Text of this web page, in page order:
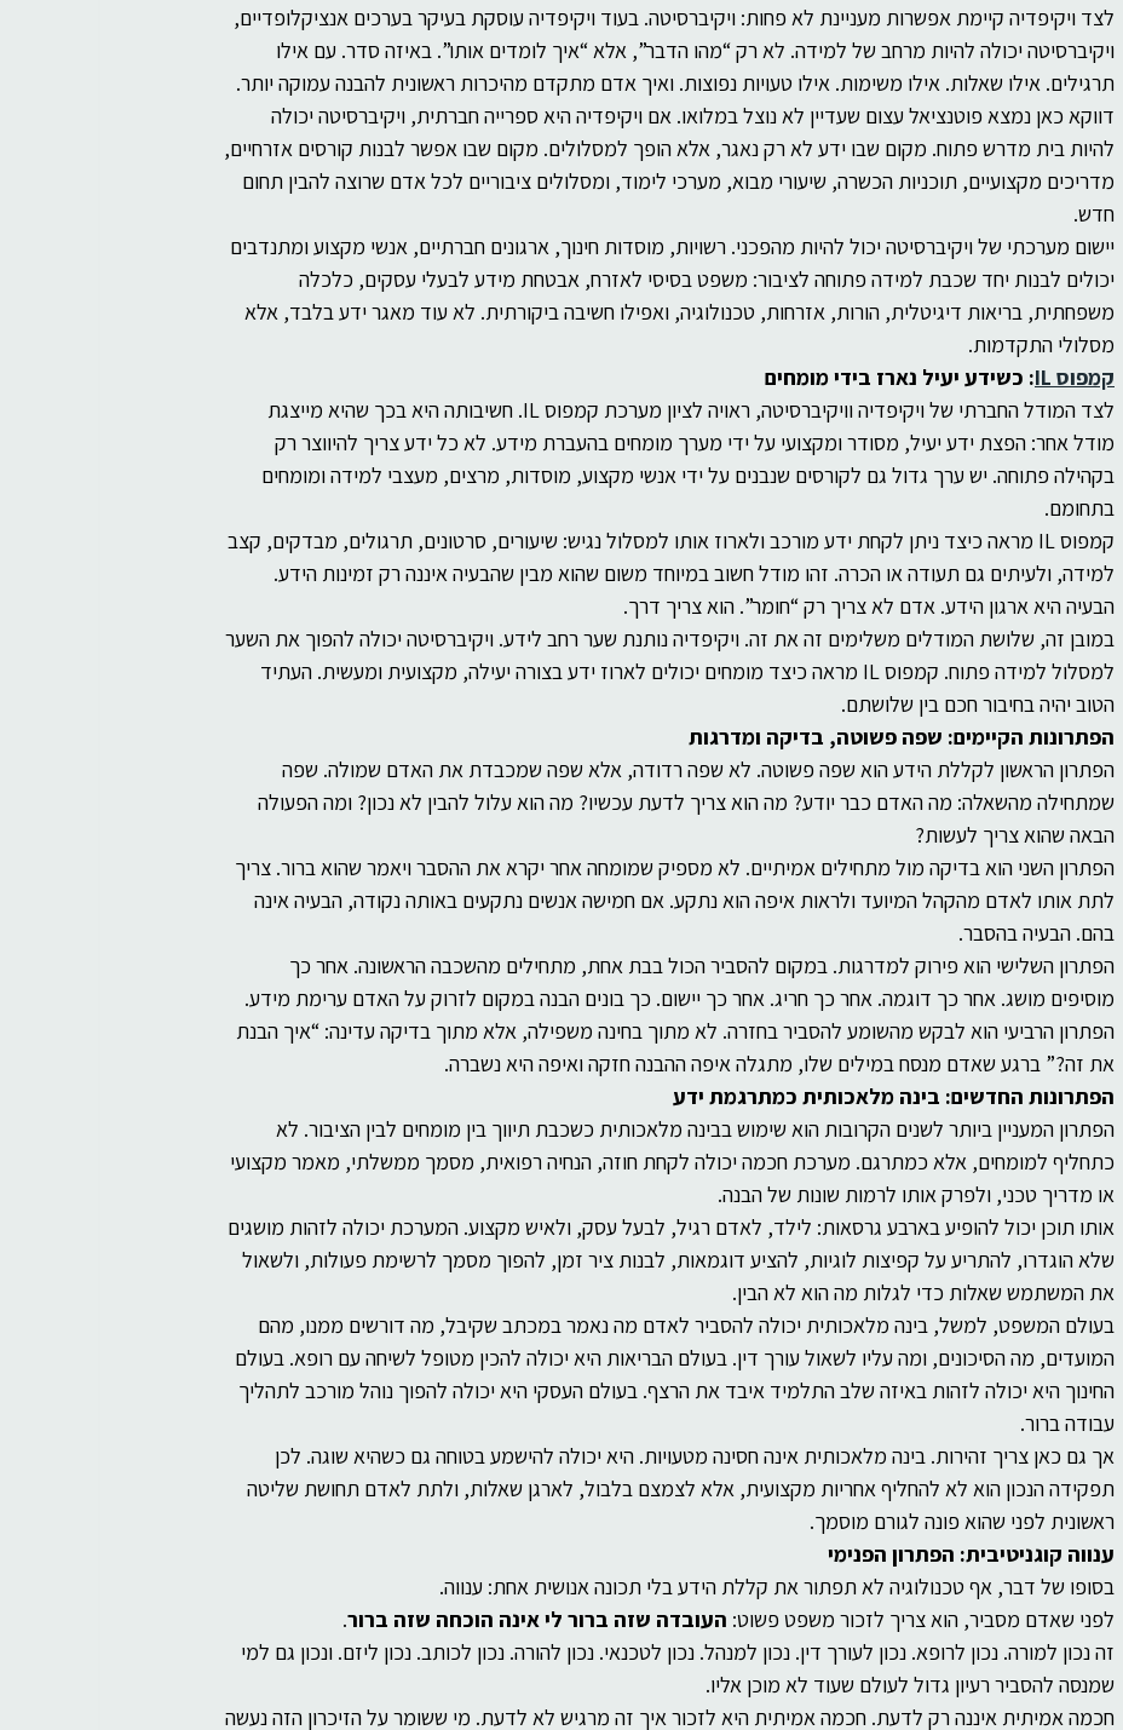
לצד ויקיפדיה קיימת אפשרות מעניינת לא פחות: ויקיברסיטה. בעוד ויקיפדיה עוסקת בעיקר בערכים אנציקלופדיים,
ויקיברסיטה יכולה להיות מרחב של למידה. לא רק “מהו הדבר”, אלא “איך לומדים אותו”. באיזה סדר. עם אילו
תרגילים. אילו שאלות. אילו משימות. אילו טעויות נפוצות. ואיך אדם מתקדם מהיכרות ראשונית להבנה עמוקה יותר.
דווקא כאן נמצא פוטנציאל עצום שעדיין לא נוצל במלואו. אם ויקיפדיה היא ספרייה חברתית, ויקיברסיטה יכולה
להיות בית מדרש פתוח. מקום שבו ידע לא רק נאגר, אלא הופך למסלולים. מקום שבו אפשר לבנות קורסים אזרחיים,
מדריכים מקצועיים, תוכניות הכשרה, שיעורי מבוא, מערכי לימוד, ומסלולים ציבוריים לכל אדם שרוצה להבין תחום
חדש.
יישום מערכתי של ויקיברסיטה יכול להיות מהפכני. רשויות, מוסדות חינוך, ארגונים חברתיים, אנשי מקצוע ומתנדבים
יכולים לבנות יחד שכבת למידה פתוחה לציבור: משפט בסיסי לאזרח, אבטחת מידע לבעלי עסקים, כלכלה
משפחתית, בריאות דיגיטלית, הורות, אזרחות, טכנולוגיה, ואפילו חשיבה ביקורתית. לא עוד מאגר ידע בלבד, אלא
מסלולי התקדמות.
קמפוס IL
: כשידע יעיל נארז בידי מומחים
לצד המודל החברתי של ויקיפדיה וויקיברסיטה, ראויה לציון מערכת קמפוס IL. חשיבותה היא בכך שהיא מייצגת
מודל אחר: הפצת ידע יעיל, מסודר ומקצועי על ידי מערך מומחים בהעברת מידע. לא כל ידע צריך להיווצר רק
בקהילה פתוחה. יש ערך גדול גם לקורסים שנבנים על ידי אנשי מקצוע, מוסדות, מרצים, מעצבי למידה ומומחים
בתחומם.
קמפוס IL מראה כיצד ניתן לקחת ידע מורכב ולארוז אותו למסלול נגיש: שיעורים, סרטונים, תרגולים, מבדקים, קצב
למידה, ולעיתים גם תעודה או הכרה. זהו מודל חשוב במיוחד משום שהוא מבין שהבעיה איננה רק זמינות הידע.
הבעיה היא ארגון הידע. אדם לא צריך רק “חומר”. הוא צריך דרך.
במובן זה, שלושת המודלים משלימים זה את זה. ויקיפדיה נותנת שער רחב לידע. ויקיברסיטה יכולה להפוך את השער
למסלול למידה פתוח. קמפוס IL מראה כיצד מומחים יכולים לארוז ידע בצורה יעילה, מקצועית ומעשית. העתיד
הטוב יהיה בחיבור חכם בין שלושתם.
הפתרונות הקיימים: שפה פשוטה, בדיקה ומדרגות
הפתרון הראשון לקללת הידע הוא שפה פשוטה. לא שפה רדודה, אלא שפה שמכבדת את האדם שמולה. שפה
שמתחילה מהשאלה: מה האדם כבר יודע? מה הוא צריך לדעת עכשיו? מה הוא עלול להבין לא נכון? ומה הפעולה
הבאה שהוא צריך לעשות?
הפתרון השני הוא בדיקה מול מתחילים אמיתיים. לא מספיק שמומחה אחר יקרא את ההסבר ויאמר שהוא ברור. צריך
לתת אותו לאדם מהקהל המיועד ולראות איפה הוא נתקע. אם חמישה אנשים נתקעים באותה נקודה, הבעיה אינה
בהם. הבעיה בהסבר.
הפתרון השלישי הוא פירוק למדרגות. במקום להסביר הכול בבת אחת, מתחילים מהשכבה הראשונה. אחר כך
מוסיפים מושג. אחר כך דוגמה. אחר כך חריג. אחר כך יישום. כך בונים הבנה במקום לזרוק על האדם ערימת מידע.
הפתרון הרביעי הוא לבקש מהשומע להסביר בחזרה. לא מתוך בחינה משפילה, אלא מתוך בדיקה עדינה: “איך הבנת
את זה?” ברגע שאדם מנסח במילים שלו, מתגלה איפה ההבנה חזקה ואיפה היא נשברה.
הפתרונות החדשים: בינה מלאכותית כמתרגמת ידע
הפתרון המעניין ביותר לשנים הקרובות הוא שימוש בבינה מלאכותית כשכבת תיווך בין מומחים לבין הציבור. לא
כתחליף למומחים, אלא כמתרגם. מערכת חכמה יכולה לקחת חוזה, הנחיה רפואית, מסמך ממשלתי, מאמר מקצועי
או מדריך טכני, ולפרק אותו לרמות שונות של הבנה.
אותו תוכן יכול להופיע בארבע גרסאות: לילד, לאדם רגיל, לבעל עסק, ולאיש מקצוע. המערכת יכולה לזהות מושגים
שלא הוגדרו, להתריע על קפיצות לוגיות, להציע דוגמאות, לבנות ציר זמן, להפוך מסמך לרשימת פעולות, ולשאול
את המשתמש שאלות כדי לגלות מה הוא לא הבין.
בעולם המשפט, למשל, בינה מלאכותית יכולה להסביר לאדם מה נאמר במכתב שקיבל, מה דורשים ממנו, מהם
המועדים, מה הסיכונים, ומה עליו לשאול עורך דין. בעולם הבריאות היא יכולה להכין מטופל לשיחה עם רופא. בעולם
החינוך היא יכולה לזהות באיזה שלב התלמיד איבד את הרצף. בעולם העסקי היא יכולה להפוך נוהל מורכב לתהליך
עבודה ברור.
אך גם כאן צריך זהירות. בינה מלאכותית אינה חסינה מטעויות. היא יכולה להישמע בטוחה גם כשהיא שוגה. לכן
תפקידה הנכון הוא לא להחליף אחריות מקצועית, אלא לצמצם בלבול, לארגן שאלות, ולתת לאדם תחושת שליטה
ראשונית לפני שהוא פונה לגורם מוסמך.
ענווה קוגניטיבית: הפתרון הפנימי
בסופו של דבר, אף טכנולוגיה לא תפתור את קללת הידע בלי תכונה אנושית אחת: ענווה.
לפני שאדם מסביר, הוא צריך לזכור משפט פשוט: העובדה שזה ברור לי אינה הוכחה שזה ברור.
זה נכון למורה. נכון לרופא. נכון לעורך דין. נכון למנהל. נכון לטכנאי. נכון להורה. נכון לכותב. נכון ליזם. ונכון גם למי
שמנסה להסביר רעיון גדול לעולם שעוד לא מוכן אליו.
חכמה אמיתית איננה רק לדעת. חכמה אמיתית היא לזכור איך זה מרגיש לא לדעת. מי ששומר על הזיכרון הזה נעשה